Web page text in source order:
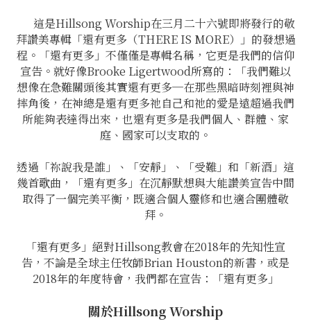
這是Hillsong Worship在三月二十六號即將發行的敬
拜讚美專輯「還有更多（THERE IS MORE）」的發想過
程。「還有更多」不僅僅是專輯名稱，它更是我們的信仰
宣告。就好像Brooke Ligertwood所寫的：「我們難以
想像在急難關頭後其實還有更多─在那些黑暗時刻裡與神
摔角後，在神總是還有更多祂自己和祂的愛是遠超過我們
所能夠表達得出來，也還有更多是我們個人、群體、家
庭、國家可以支取的。
透過「祢說我是誰」、「安靜」、「受難」和「新酒」這
幾首歌曲，「還有更多」在沉靜默想與大能讚美宣告中間
取得了一個完美平衡，既適合個人靈修和也適合團體敬
拜。
「還有更多」絕對Hillsong教會在2018年的先知性宣
告，不論是全球主任牧師Brian Houston的新書，或是
2018年的年度特會，我們都在宣告：「還有更多」
關於Hillsong Worship